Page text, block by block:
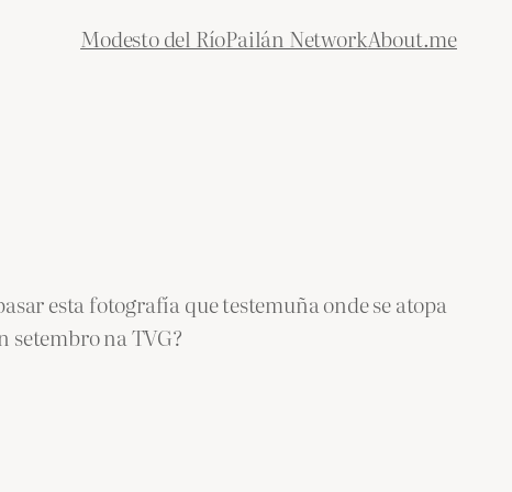
Modesto del RíoPailán NetworkAbout.me
esta fotografía que testemuña onde se atopa
setembro na TVG?